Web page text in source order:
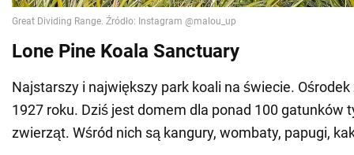
Lone Pine Koala Sanctuary
Najstarszy i największy park koali na świecie.
1927 roku. Dziś jest domem dla ponad 100 gatunków
zwierząt. Wśród nich są kangury, wombaty, papugi,